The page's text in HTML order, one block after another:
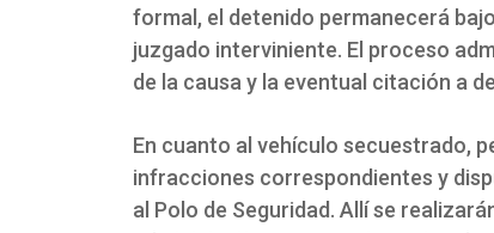
formal, el detenido permanecerá
juzgado interviniente. El proceso
de la causa y la eventual citación a
En cuanto al vehículo secuestrado,
infracciones correspondientes y
al Polo de Seguridad. Allí se